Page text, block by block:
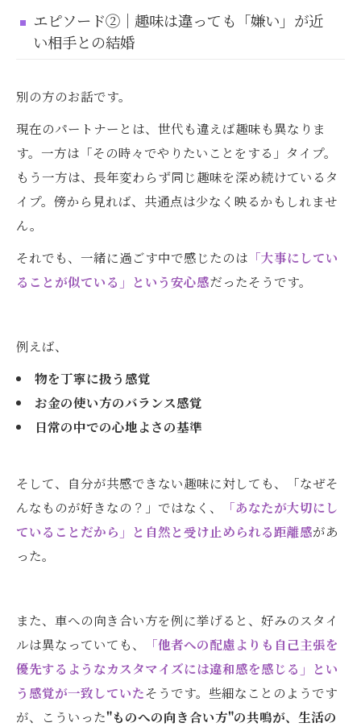
エピソード②｜趣味は違っても「嫌い」が近
い相手との結婚
別の方のお話です。
現在のパートナーとは、世代も違えば趣味も異なりま
す。一方は「その時々でやりたいことをする」タイプ。
もう一方は、長年変わらず同じ趣味を深め続けているタ
イプ。傍から見れば、共通点は少なく映るかもしれませ
ん。
それでも、一緒に過ごす中で感じたのは 「大事にしてい
ることが似ている」という安心感だったそうです。
例えば、
物を丁寧に扱う感覚
お金の使い方のバランス感覚
日常の中での心地よさの基準
そして、自分が共感できない趣味に対しても、「なぜそ
んなものが好きなの？」ではなく、
「あなたが大切にし
ていることだから」と自然と受け止められる距離感があ
った。
また、車への向き合い方を例に挙げると、好みのスタイ
ルは異なっていても、
「他者への配慮よりも自己主張を
優先するようなカスタマイズには違和感を感じる」とい
う感覚が一致していたそうです。些細なことのようです
が、こういった"ものへの向き合い方"の共鳴が、生活の